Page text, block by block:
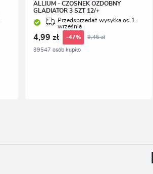
ALLIUM - CZOSNEK OZDOBNY
GLADIATOR 3 SZT 12/+
Przedsprzedaż wysyłka od 1
września
4,99 zł -47% 9,45 zł
39547 osób kupiło